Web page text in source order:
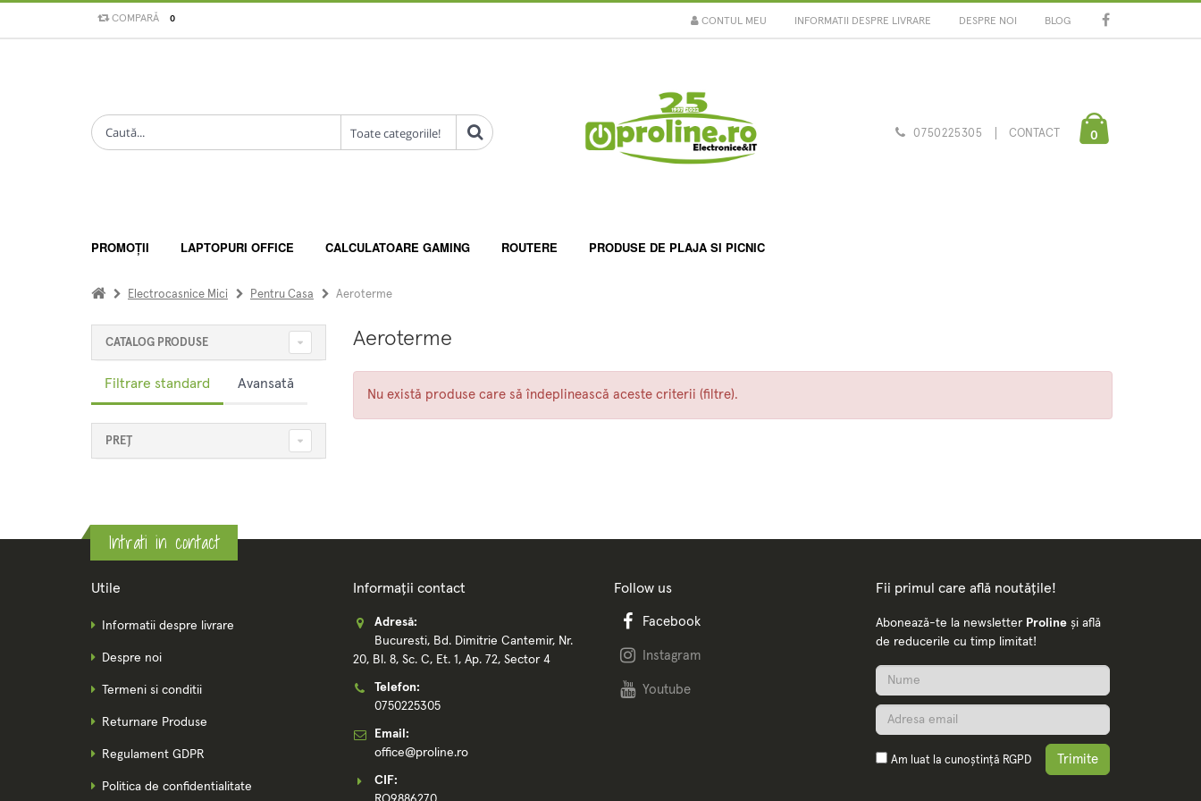
COMPARĂ 0 INFORMATII DESPRE LIVRARE DESPRE NOI BLOG
CONTUL MEU
0750225305 CONTACT 0
PROMOȚII LAPTOPURI OFFICE CALCULATOARE GAMING ROUTERE PRODUSE DE PLAJA SI PICNIC
Electrocasnice Mici Pentru Casa Aeroterme
CATALOG PRODUSE
Filtrare standard Avansată
PREȚ
Aeroterme
Nu există produse care să îndeplinească aceste criterii (filtre).
Intrati in contact
Utile
Informatii despre livrare
Despre noi
Termeni si conditii
Returnare Produse
Regulament GDPR
Politica de confidentialitate
Informații contact
Adresă:
Bucuresti, Bd. Dimitrie Cantemir, Nr.
20, Bl. 8, Sc. C, Et. 1, Ap. 72, Sector 4
Telefon:
0750225305
Email:
office@proline.ro
CIF:
Follow us
Facebook
Instagram
Youtube
Fii primul care află noutățile!
Abonează-te la newsletter Prolineși află
de reducerile cu timp limitat!
Am luat la cunoștință RGPD Trimite